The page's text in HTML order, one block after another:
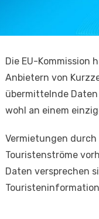
Die EU-Kommission
Anbietern von
übermittelnde
wohl an einem
Vermietungen durch
Touristenströme
Daten versprechen